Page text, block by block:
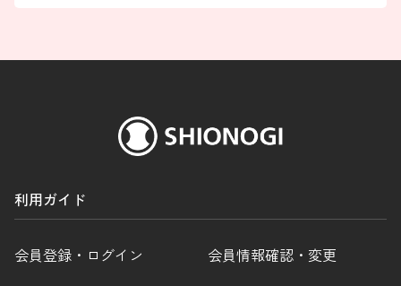
利用ガイド
会員登録・ログイン 会員情報確認・変更